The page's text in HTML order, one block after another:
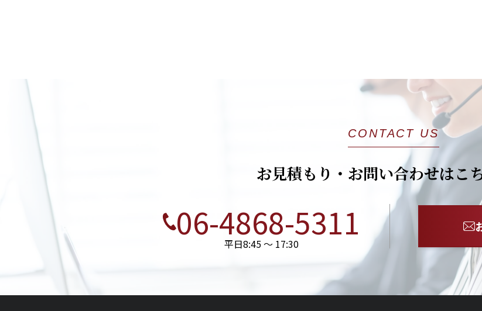
CONTACT US
お見積もり・お問い合わせはこ
06-4868-5311
平日8:45 〜 17:30